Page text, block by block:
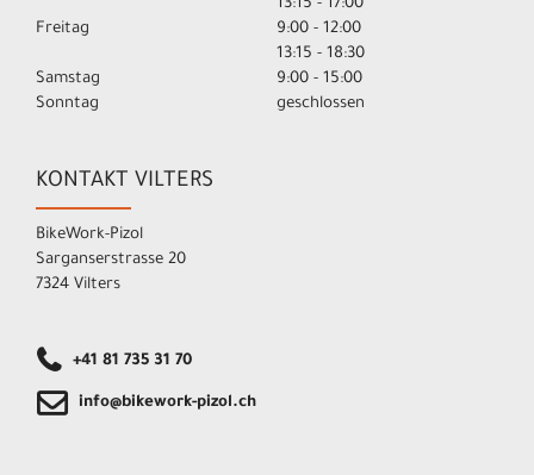
13:15 - 17:00
Freitag
9:00 - 12:00
13:15 - 18:30
Samstag
9:00 - 15:00
Sonntag
geschlossen
KONTAKT VILTERS
BikeWork-Pizol
Sarganserstrasse 20
7324 Vilters
+41 81 735 31 70
info@bikework-pizol.ch